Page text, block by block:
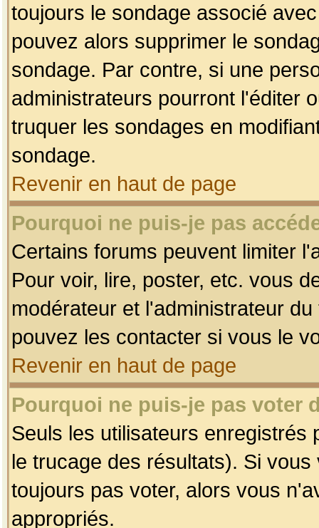
toujours le sondage associé
pouvez alors supprimer le
sondage. Par contre, si une
administrateurs pourront l'éditer
truquer les sondages en
sondage.
Revenir en haut de page
Pourquoi ne puis-je pas
Certains forums peuvent limiter
Pour voir, lire, poster, etc. vous
modérateur et l'administrateur
pouvez les contacter si vous le
Revenir en haut de page
Pourquoi ne puis-je pas voter
Seuls les utilisateurs enregistrés
le trucage des résultats). Si
toujours pas voter, alors vous
appropriés.